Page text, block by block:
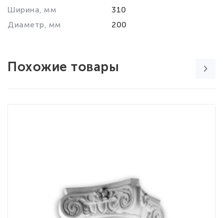
Ширина, мм
310
Диаметр, мм
200
Похожие товары